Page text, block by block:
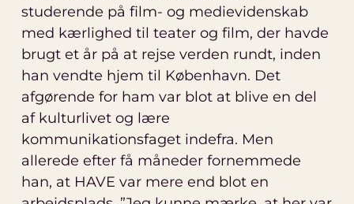
studerende på film- og medievidenskab
med kærlighed til teater og film, der havde
brugt et år på at rejse verden rundt, inden
han vendte hjem til København. Det
afgørende for ham var blot at blive en del
af kulturlivet og lære
kommunikationsfaget indefra. Men
allerede efter få måneder fornemmede
han, at HAVE var mere end blot en